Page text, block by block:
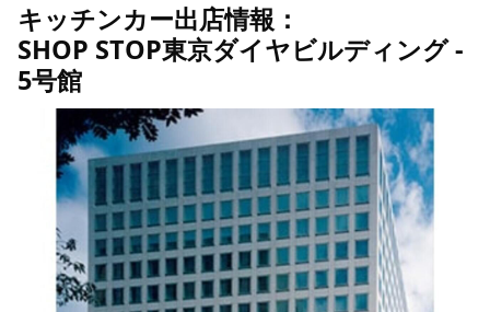
キッチンカー出店情報：
SHOP STOP東京ダイヤビルディング -
5号館